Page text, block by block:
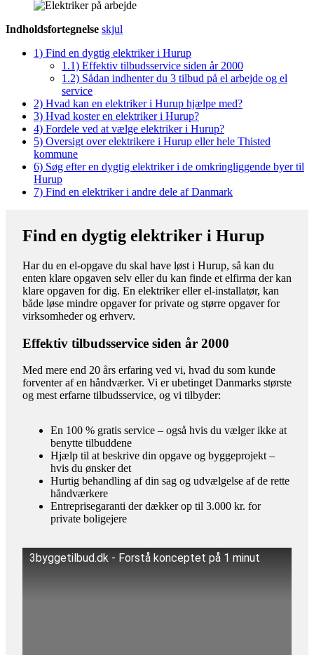
Indholdsfortegnelse skjul
1) Find en dygtig elektriker i Hurup
1.1) Effektiv tilbudsservice siden år 2000
1.2) Sådan indhenter du 3 tilbud på el arbejde og el
service
2) Hvad kan en elektriker i Hurup hjælpe med?
3) Hvad koster en elektriker i Hurup?
4) Fordele ved at vælge elektriker i Hurup?
5) Oversigt over elektrikere i Hurup eller hele Thisted
kommune
6) Søg efter en dygtig elektriker i de omkringliggende byer til
Hurup
7) Find en elektriker i andre dele af Danmark
Find en dygtig elektriker i Hurup
Har du en el-opgave du skal have løst i Hurup, så kan du
enten klare opgaven selv eller du kan finde et elfirma der kan
klare opgaven for dig. En elektriker eller el-installatør, kan
både løse mindre opgaver for private og større opgaver for
virksomheder og erhverv.
Effektiv tilbudsservice siden år 2000
Med mere end 20 års erfaring ved vi, hvad du som kunde
forventer af en håndværker. Vi er ubetinget Danmarks største
og mest erfarne tilbudsservice, og vi tilbyder:
En 100 % gratis service – også hvis du vælger ikke at
benytte tilbuddene
Hjælp til at beskrive din opgave og byggeprojekt –
hvis du ønsker det
Hurtig behandling af din sag og udvælgelse af de rette
håndværkere
Entreprisegaranti der dækker op til 3.000 kr. for
private boligejere
3byggetilbud.dk - Forstå konceptet på 1 minut